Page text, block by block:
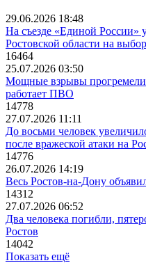
29.06.2026 18:48
На съезде «Единой России»
Ростовской области на
16464
25.07.2026 03:50
Мощные взрывы прогремели
работает ПВО
14778
27.07.2026 11:11
До восьми человек
после вражеской атаки на
14776
26.07.2026 14:19
Весь Ростов-на-Дону
14312
27.07.2026 06:52
Два человека погибли,
Ростов
14042
Показать ещё